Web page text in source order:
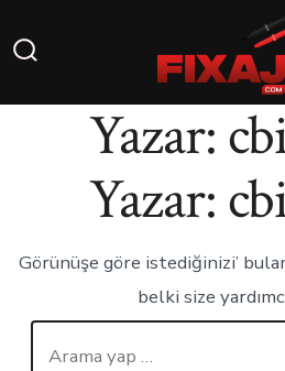
Yazar:
Yazar:
Görünüşe göre istediğinizi’
belki size